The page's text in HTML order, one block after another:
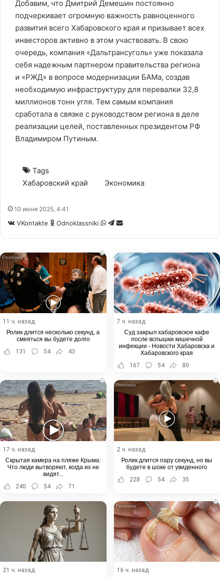
Добавим, что Дмитрий Демешин постоянно
подчеркивает огромную важность равноценного
развития всего Хабаровского края и призывает всех
инвесторов активно в этом участвовать. В свою
очередь, компания «Дальтрансуголь» уже показала
себя надежным партнером правительства региона
и «РЖД» в вопросе модернизации БАМа, создав
необходимую инфраструктуру для перевалки 32,8
миллионов тонн угля. Тем самым компания
сработала в связке с руководством региона в деле
реализации целей, поставленных президентом РФ
Владимиром Путиным.
Tags
Хабаровский край
Экономика
10 июня 2025, 4:41
VKontakte Odnoklassniki WhatsApp
Telegram
Share
i
11 ч. назад
Ролик длится несколько секунд, а
смеяться вы будете долго
131
54 43
7 ч. назад
Суд закрыл хабаровское кафе
после вспышки кишечной
инфекции - Новости Хабаровска и
Хабаровского края
167
54 80
i
17 ч. назад
Скрытая камера на пляже Крыма:
Что люди вытворяют, когда их не
видят...
240
54 71
i
2 ч. назад
Ролик длится пару секунд, но вы
будете в шоке от увиденного
228
54 35
21 ч. назад
i
16 ч. назад